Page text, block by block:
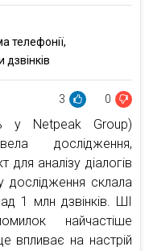
телефонії,
дзвінків
3 0
у Netpeak Group)
дослідження,
для аналізу діалогів
дослідження склала
1 млн дзвінків. ШІ
найчастіше
впливає на настрій